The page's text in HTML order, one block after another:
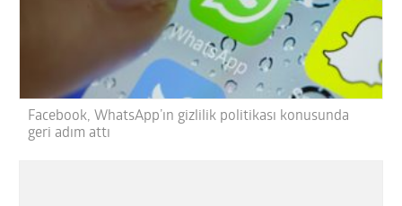
Facebook, WhatsApp’ın gizlilik politikası konusunda
geri adım attı